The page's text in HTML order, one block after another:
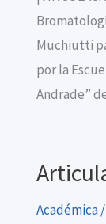
Muchiutti
por la
Andrade”
Académica/